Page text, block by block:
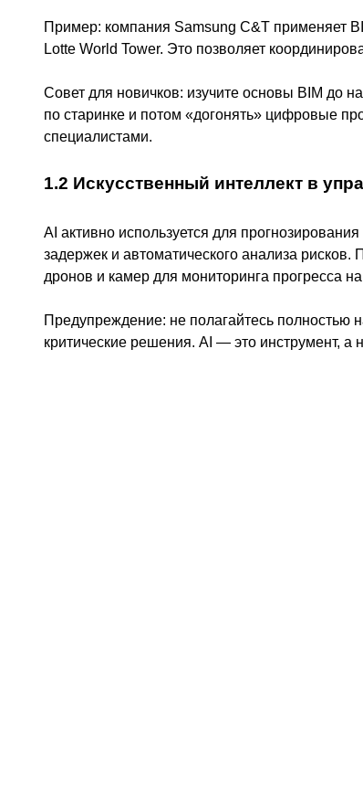
Пример: компания Samsung C&T применяет
Lotte World Tower. Это позволяет
Совет для новичков: изучите основы BIM до
по старинке и потом «догонять» цифровые
специалистами.
1.2 Искусственный интеллект в
AI активно используется для
задержек и автоматического анализа
дронов и камер для мониторинга прогресса
Предупреждение: не полагайтесь
критические решения. AI — это инструмент,